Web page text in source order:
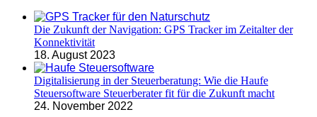
Die Zukunft der Navigation: GPS Tracker im Zeitalter der
Konnektivität
18. August 2023
Digitalisierung in der Steuerberatung: Wie die Haufe
Steuersoftware Steuerberater fit für die Zukunft macht
24. November 2022